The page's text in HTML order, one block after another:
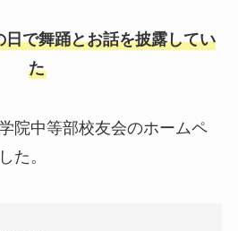
で舞踊とお話を披露してい
た
院中等部校友会のホームペ
た。